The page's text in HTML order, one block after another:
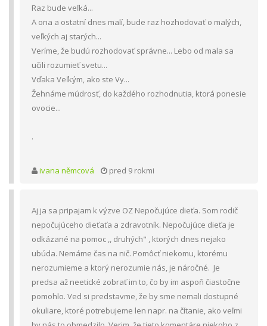
Raz bude veľká...
A ona a ostatní dnes malí, bude raz hozhodovať o malých,
veľkých aj starých...
Veríme, že budú rozhodovať správne... Lebo od mala sa
učili rozumieť svetu...
Vďaka Veľkým, ako ste Vy...
Žehnáme múdrosť, do každého rozhodnutia, ktorá ponesie
ovocie...
.
ivana němcová pred 9 rokmi
Aj ja sa pripajam k výzve OZ Nepočujúce dieťa. Som rodič
nepočujúceho dieťaťa a zdravotník. Nepočujúce dieťa je
odkázané na pomoc ,, druhých" , ktorých dnes nejako
ubúda. Nemáme čas na nič. Pomôcť niekomu, ktorému
nerozumieme a ktorý nerozumie nás, je náročné. Je
predsa až neetické zobrať im to, čo by im aspoň čiastočne
pomohlo. Ved si predstavme, že by sme nemali dostupné
okuliare, ktoré potrebujeme len napr. na čítanie, ako veľmi